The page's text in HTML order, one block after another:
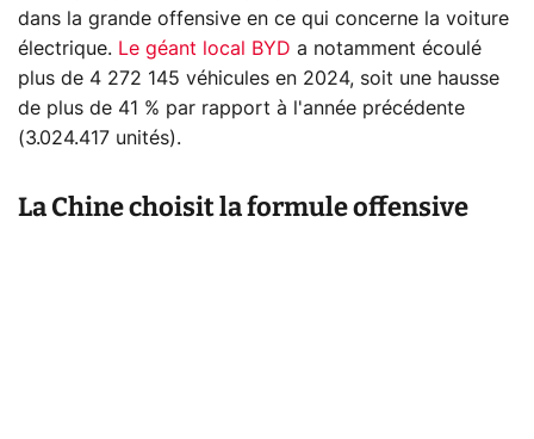
dans la grande offensive en ce qui concerne la voiture
électrique. Le géant local BYD a notamment écoulé
plus de 4 272 145 véhicules en 2024, soit une hausse
de plus de 41 % par rapport à l'année précédente
(3.024.417 unités).
La Chine choisit la formule offensive